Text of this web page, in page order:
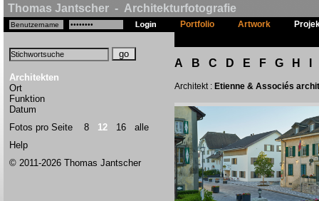
Thomas Jantscher - Architekturfotografie
Architekten
Ort
Funktion
Datum
Fotos pro Seite 8 12 16
alle
Help
© 2011-2026 Thomas Jantscher
Portfolio Artwork
A B C D E F G H
Architekt : Etienne & Associés